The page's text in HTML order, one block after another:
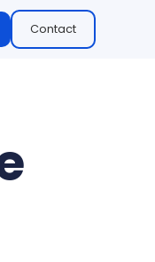
Contact